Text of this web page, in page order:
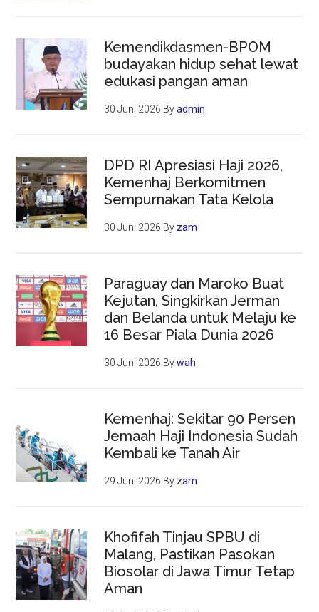
Kemendikdasmen-BPOM
budayakan hidup sehat lewat
edukasi pangan aman
30 Juni 2026 Byadmin
DPD RI Apresiasi Haji 2026,
Kemenhaj Berkomitmen
Sempurnakan Tata Kelola
30 Juni 2026 By zam
Paraguay dan Maroko Buat
Kejutan, Singkirkan Jerman
dan Belanda untuk Melaju ke
16 Besar Piala Dunia 2026
30 Juni 2026 Bywah
Kemenhaj: Sekitar 90 Persen
Jemaah Haji Indonesia Sudah
Kembali ke Tanah Air
29 Juni 2026 By zam
Khofifah Tinjau SPBU di
Malang, Pastikan Pasokan
Biosolar di Jawa Timur Tetap
Aman